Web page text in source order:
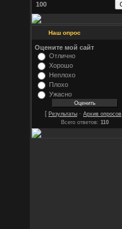
100
Наш опрос
Оцените мой сайт
Отлично
Хорошо
Неплохо
Плохо
Ужасно
[ Результаты · Архив опросов
Всего ответов: 110